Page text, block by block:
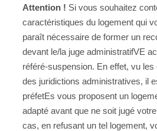
Attention ! Si vous souhaitez
caractéristiques du logement qui
paraît nécessaire de former un
devant le/la juge administratifVE
référé-suspension. En effet, vu les
des juridictions administratives, il
préfetEs vous proposent un
adapté avant que ne soit jugé
cas, en refusant un tel logement,